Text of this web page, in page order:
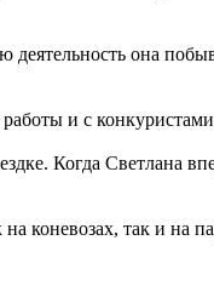
она
и с
Когда Светлана
коневозах, так и